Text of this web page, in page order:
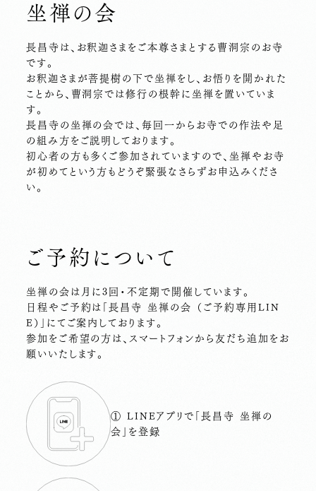
坐禅の会
長昌寺は、お釈迦さまをご本尊さまとする曹洞宗のお寺
です。
お釈迦さまが菩提樹の下で坐禅をし、お悟りを開かれた
ことから、曹洞宗では修行の根幹に坐禅を置いていま
す。
長昌寺の坐禅の会では、毎回一からお寺での作法や足
の組み方をご説明しております。
初心者の方も多くご参加されていますので、坐禅やお寺
が初めてという方もどうぞ緊張なさらずお申込みくださ
い。
ご予約について
坐禅の会は月に3回・不定期で開催しています。
日程やご予約は「長昌寺 坐禅の会 （ご予約専用LIN
E）」にてご案内しております。
参加をご希望の方は、スマートフォンから友だち追加をお
願いいたします。
① LINEアプリで「長昌寺 坐禅の
会」を登録